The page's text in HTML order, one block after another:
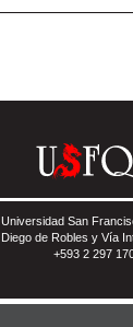
Universidad San
Diego de Robles y Vía
+593 2 297